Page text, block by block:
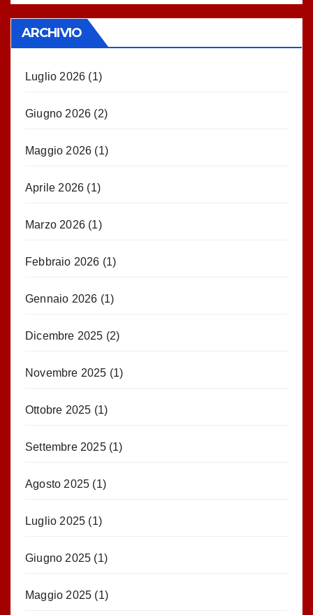
ARCHIVIO
Luglio 2026 (1)
Giugno 2026 (2)
Maggio 2026 (1)
Aprile 2026 (1)
Marzo 2026 (1)
Febbraio 2026 (1)
Gennaio 2026 (1)
Dicembre 2025 (2)
Novembre 2025 (1)
Ottobre 2025 (1)
Settembre 2025(1)
Agosto 2025 (1)
Luglio 2025 (1)
Giugno 2025 (1)
Maggio 2025 (1)